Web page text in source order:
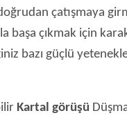
çatışmaya
başa çıkmak için
bazı güçlü
Kartal görüşü